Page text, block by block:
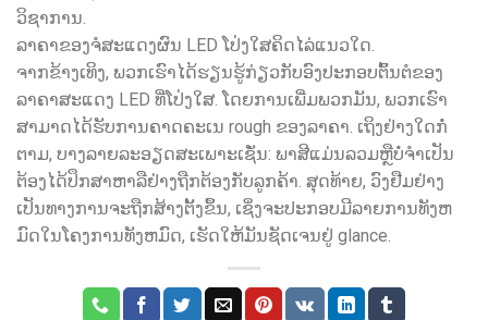
ວິຊາການ.
ລາຄາຂອງຈໍສະແດງຜົນ LED ໂປ່ງໃສຄິດໄລ່ແນວໃດ.
ຈາກຂ້າງເທິງ, ພວກເຮົາໄດ້ຮຽນຮູ້ກ່ຽວກັບອົງປະກອບຕົ້ນຕໍຂອງ
ລາຄາສະແດງ LED ທີ່ໂປ່ງໃສ. ໂດຍການເພີ່ມພວກມັນ, ພວກເຮົາ
ສາມາດໄດ້ຮັບການຄາດຄະເນ rough ຂອງລາຄາ. ເຖິງຢ່າງໃດກໍ່
ຕາມ, ບາງລາຍລະອຽດສະເພາະເຊັ່ນ: ພາສີແມ່ນລວມຫຼືບໍ່ຈໍາເປັນ
ຕ້ອງໄດ້ປຶກສາຫາລືຢ່າງຖືກຕ້ອງກັບລູກຄ້າ. ສຸດທ້າຍ, ວົງຢືມຢ່າງ
ເປັນທາງການຈະຖືກສ້າງຕັ້ງຂຶ້ນ, ເຊິ່ງຈະປະກອບມີລາຍການທັງຫ
ມົດໃນໂຄງການທັງຫມົດ, ເຮັດໃຫ້ມັນຊັດເຈນຢູ່ glance.